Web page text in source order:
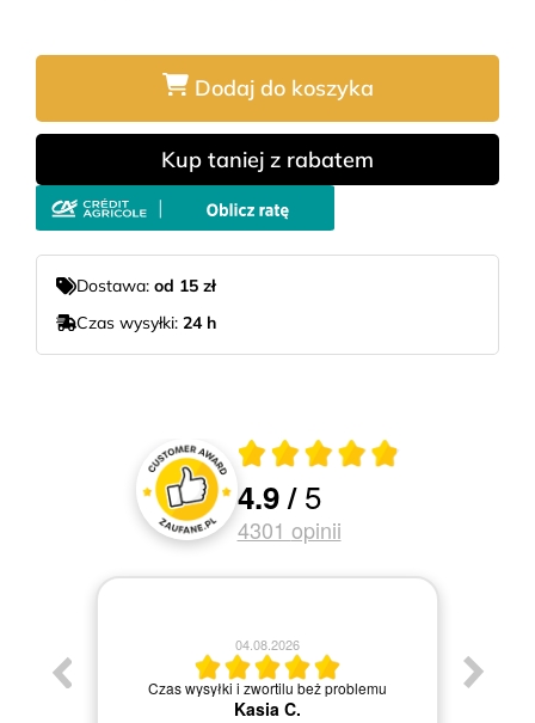
Dodaj do koszyka
Kup taniej z rabatem
Dostawa: od 15 zł
Czas wysyłki: 24 h
Oceny i recenzje klientów
Średnia ocena 4.9 z 5
4.9/5
4301 opinii
04.08.2026
Czas wysyłki i zwortilu beż problemu
Kasia C.